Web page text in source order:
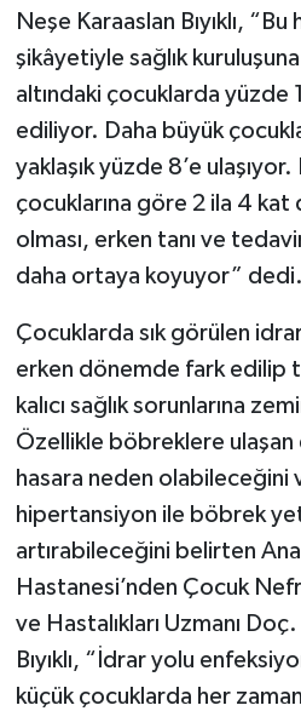
Neşe Karaaslan Bıyıklı, “Bu
şikâyetiyle sağlık
altındaki çocuklarda yüzde
ediliyor. Daha büyük
yaklaşık yüzde 8’e ulaşıyor.
çocuklarına göre 2 ila 4 kat
olması, erken tanı ve
daha ortaya koyuyor” dedi.
Çocuklarda sık görülen
erken dönemde fark edilip
kalıcı sağlık sorunlarına
Özellikle böbreklere ulaşan
hasara neden olabileceğini
hipertansiyon ile böbrek
artırabileceğini belirten
Hastanesi’nden Çocuk
ve Hastalıkları Uzmanı
Bıyıklı, “İdrar yolu
küçük çocuklarda her